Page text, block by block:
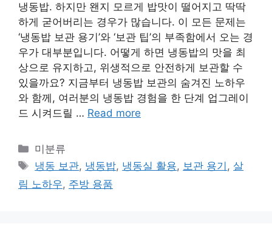
냉동밥. 하지만 왠지 모르게 밥맛이 떨어지고 딱딱
하게 굳어버리는 경우가 많습니다. 이 모든 문제는
‘냉동밥 보관 용기’와 ‘보관 팁’의 부족함에서 오는 경
우가 대부분입니다. 어떻게 하면 냉동밥의 맛을 최
상으로 유지하고, 위생적으로 안전하게 보관할 수
있을까요? 지금부터 냉동밥 보관의 숨겨진 노하우
와 함께, 여러분의 냉동밥 경험을 한 단계 업그레이
드 시켜드릴 … Read more
Categories
미분류
Tags
냉동 보관, 냉동밥, 냉동실 활용, 보관 용기 ,살
림 노하우, 주방 용품